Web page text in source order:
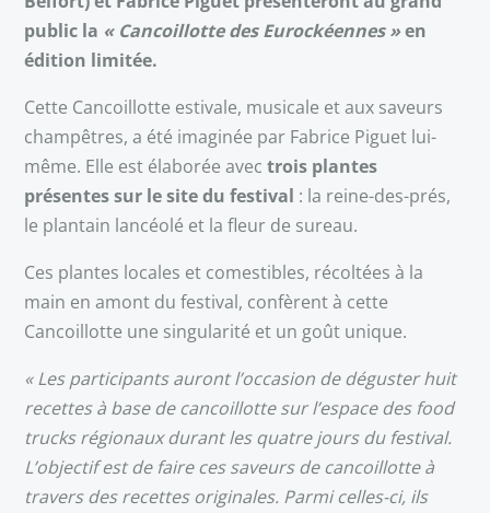
public la « Cancoillotte des Eurockéennes »en
édition limitée.
Cette Cancoillotte estivale, musicale et aux saveurs
champêtres, a été imaginée par Fabrice Piguet lui-
même. Elle est élaborée avectrois plantes
présentes sur le site du festival : la reine-des-prés,
le plantain lancéolé et la fleur de sureau.
Ces plantes locales et comestibles, récoltées à la
main en amont du festival, confèrent à cette
Cancoillotte une singularité et un goût unique.
« Les participants auront l’occasion de déguster huit
recettes à base de cancoillotte sur l’espace des food
trucks régionaux durant les quatre jours du festival.
L’objectif est de faire ces saveurs de cancoillotte à
travers des recettes originales. Parmi celles-ci, ils